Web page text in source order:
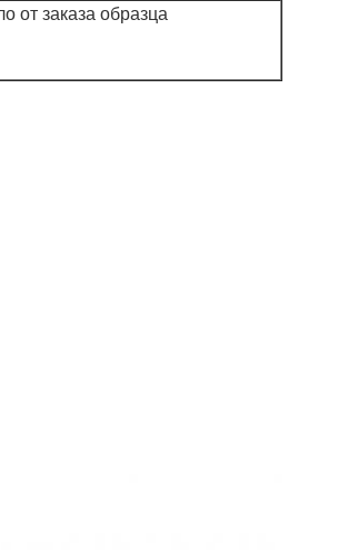
от заказа образца